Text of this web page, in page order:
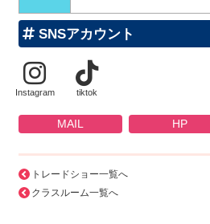
SNSアカウント
Instagram tiktok
MAIL HP
トレードショー一覧へ
クラスルーム一覧へ